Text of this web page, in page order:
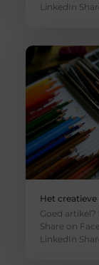
LinkedIn
Het
Goed
Share on
LinkedIn